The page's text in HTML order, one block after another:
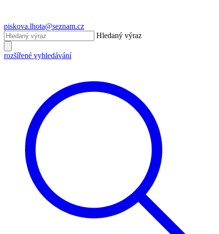
piskova.lhota@seznam.cz
Hledaný výraz
rozšířené vyhledávání